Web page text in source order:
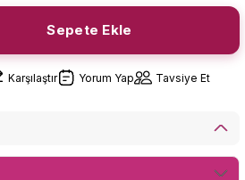
Sepete Ekle
Karşılaştır Yorum Yap Tavsiye Et